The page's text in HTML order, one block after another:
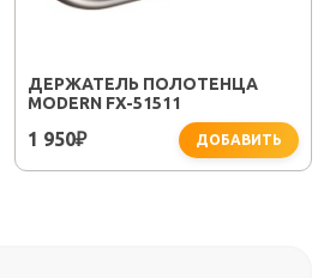
ДЕРЖАТЕЛЬ ПОЛОТЕНЦА
MODERN FX-51511
1 950₽ ДОБАВИТЬ